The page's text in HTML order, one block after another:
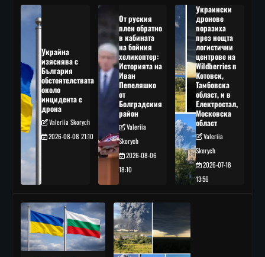
Украйна
изяснява с
България
обстоятелствата
около
инцидента с
дрона
Valeriia Skorych
2026-08-08 21:10
От руския
плен обратно
в кабината
на бойния
хеликоптер:
Историята на
Иван
Пепеляшко
от
Болградския
район
Valeriia
Skorych
2026-08-06
18:10
Украински
дронове
поразиха
през нощта
логистични
центрове на
Wildberries в
Котовск,
Тамбовска
област, и в
Електростал,
Московска
област
Valeriia
Skorych
2026-07-18
13:56